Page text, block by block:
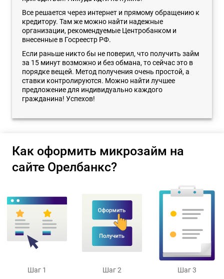
Все решается через интернет и прямому обращению к
кредитору. Там же можно найти надежные
организации, рекомендуемые Центробанком и
внесенные в Госреестр РФ.
Если раньше никто бы не поверил, что получить займ
за 15 минут возможно и без обмана, то сейчас это в
порядке вещей. Метод получения очень простой, а
ставки контролируются. Можно найти лучшее
предложение для индивидуально каждого
гражданина! Успехов!
Как оформить микрозайм на
сайте Орелбанкс?
Шаг 1
Шаг 2
Шаг 3